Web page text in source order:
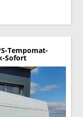
Tempomat-
Sofort